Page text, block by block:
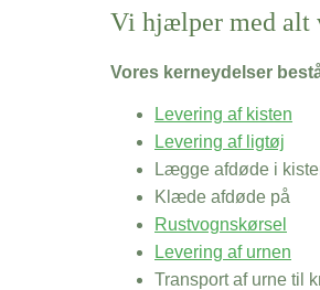
Vi hjælper med alt
Vores kerneydelser
Levering af kisten
Levering af ligtøj
Lægge afdøde i
Klæde afdøde på
Rustvognskørsel
Levering af urnen
Transport af urne til